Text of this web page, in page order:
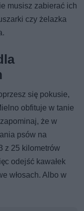
musisz zabierać ich
czy żelazka
się pokusie,
obfituje w tanie
że w
psów na
z 25 kilometrów
odejść kawałek
włosach. Albo w